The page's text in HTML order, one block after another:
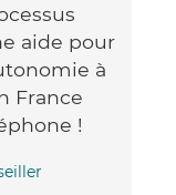
aide pour
à
France
!